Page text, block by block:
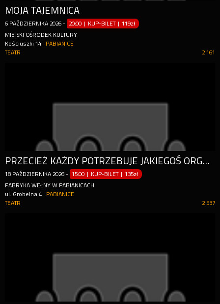
MOJA TAJEMNICA
6 PAŹDZIERNIKA 2026 - 20:00 | KUP-BILET |119zł
MIEJSKI OŚRODEK KULTURY
Kościuszki 14
PABIANICE
2 161
TEATR
PRZECIEŻ KAŻDY POTRZEBUJE JAKIEGOŚ ORGANU DO KOCHANIA.
18 PAŹDZIERNIKA 2026 - 15:00 | KUP-BILET |135zł
FABRYKA WEŁNY W PABIANICACH
ul. Grobelna 4
PABIANICE
2 537
TEATR